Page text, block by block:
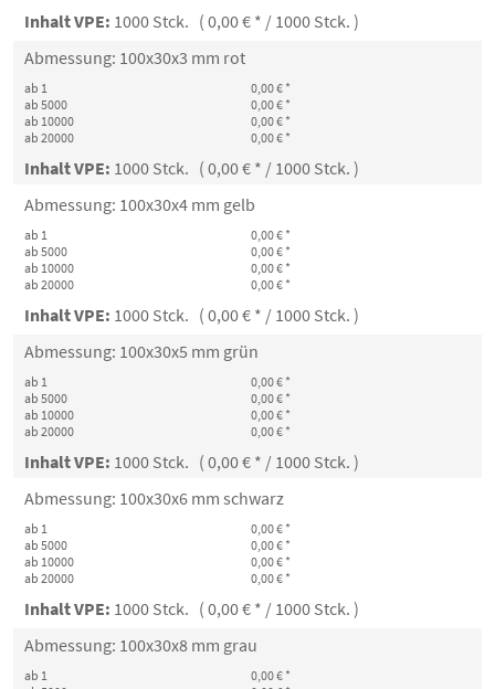
Inhalt VPE: 1000 Stck. ( 0,00 € * / 1000 Stck. )
Abmessung: 100x30x3 mm rot
ab 1
0,00 € *
ab 5000
0,00 € *
ab 10000
0,00 € *
ab 20000
0,00 € *
Inhalt VPE: 1000 Stck. ( 0,00 € * / 1000 Stck. )
Abmessung: 100x30x4 mm gelb
ab 1
0,00 € *
ab 5000
0,00 € *
ab 10000
0,00 € *
ab 20000
0,00 € *
Inhalt VPE: 1000 Stck. ( 0,00 € * / 1000 Stck. )
Abmessung: 100x30x5 mm grün
ab 1
0,00 € *
ab 5000
0,00 € *
ab 10000
0,00 € *
ab 20000
0,00 € *
Inhalt VPE: 1000 Stck. ( 0,00 € * / 1000 Stck. )
Abmessung: 100x30x6 mm schwarz
ab 1
0,00 € *
ab 5000
0,00 € *
ab 10000
0,00 € *
ab 20000
0,00 € *
Inhalt VPE: 1000 Stck. ( 0,00 € * / 1000 Stck. )
Abmessung: 100x30x8 mm grau
ab 1
0,00 € *